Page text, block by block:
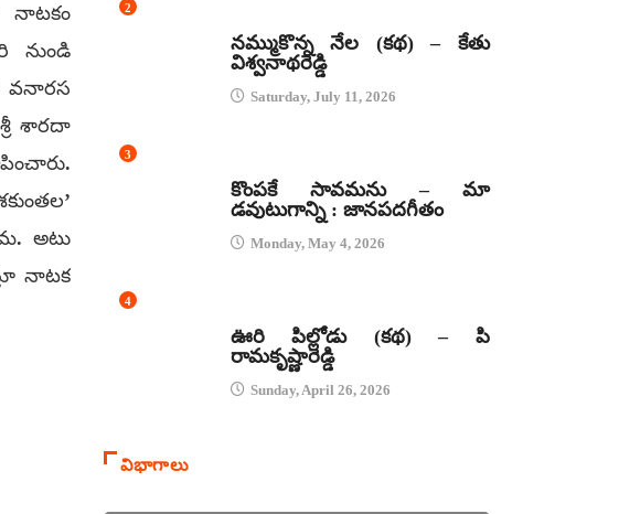
నాటకం
నుండి
వనారస
శారదా
అటు
నాటక
2
నమ్ముకొన్న నేల (కథ) – కేతు
విశ్వనాథరెడ్డి
Saturday, July 11, 2026
3
కొంపకే సావమను – మా
డవుటుగాన్ని : జానపదగీతం
Monday, May 4, 2026
4
ఊరి పిల్లోడు (కథ) – పి
రామకృష్ణారెడ్డి
Sunday, April 26, 2026
విభాగాలు